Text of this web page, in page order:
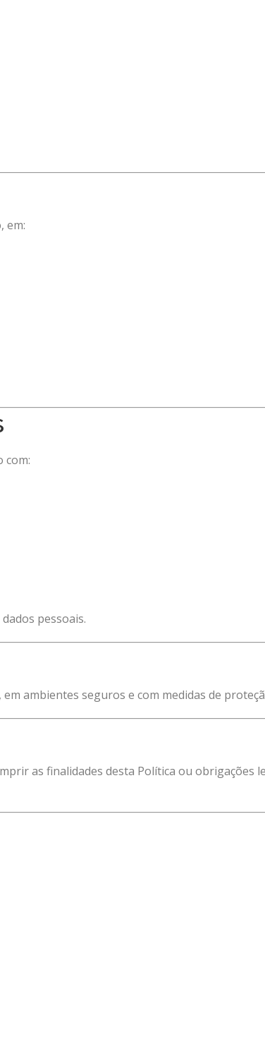
em:
com:
pessoais.
ambientes seguros e com medidas de
as finalidades desta Política ou obrigações